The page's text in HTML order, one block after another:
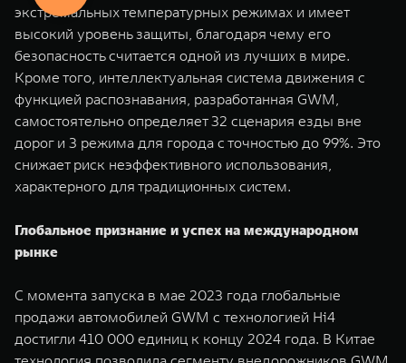
экстремальных температурных режимах и имеет
высокий уровень защиты, благодаря чему его
безопасность считается одной из лучших в мире.
Кроме того, интеллектуальная система движения с
функцией распознавания, разработанная GWM,
самостоятельно определяет 32 сценария езды вне
дорог и 3 режима для города с точностью до 99%. Это
снижает риск неэффективного использования,
характерного для традиционных систем.
Глобальное признание и успех на международном
рынке
С момента запуска в мае 2023 года глобальные
продажи автомобилей GWM c технологией Hi4
достигли 410 000 единиц к концу 2024 года. В Китае